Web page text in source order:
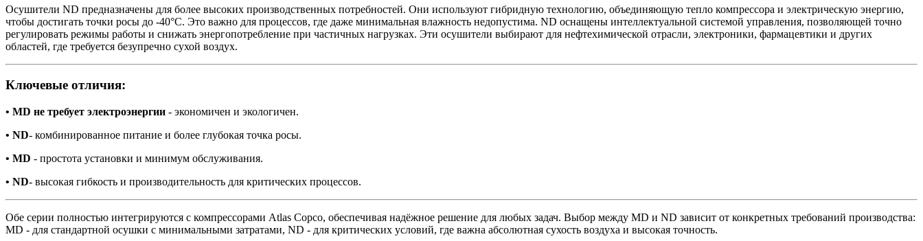
Осушители ND предназначены для более высоких производственных потребностей. Они используют гибридную технологию, объединяющую тепло компрессора и электрическую энергию,
чтобы достигать точки росы до -40°C. Это важно для процессов, где даже минимальная влажность недопустима. ND оснащены интеллектуальной системой управления, позволяющей точно
регулировать режимы работы и снижать энергопотребление при частичных нагрузках. Эти осушители выбирают для нефтехимической отрасли, электроники, фармацевтики и других
областей, где требуется безупречно сухой воздух.
Ключевые отличия:
• MD не требует электроэнергии - экономичен и экологичен.
• ND- комбинированное питание и более глубокая точка росы.
• MD - простота установки и минимум обслуживания.
• ND- высокая гибкость и производительность для критических процессов.
Обе серии полностью интегрируются с компрессорами Atlas Copco, обеспечивая надёжное решение для любых задач. Выбор между MD и ND зависит от конкретных требований производства:
MD - для стандартной осушки с минимальными затратами, ND - для критических условий, где важна абсолютная сухость воздуха и высокая точность.